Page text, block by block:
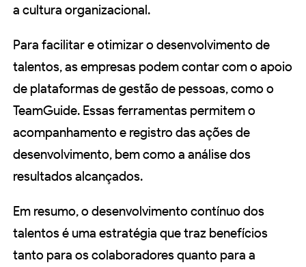
a cultura organizacional.
Para facilitar e otimizar o desenvolvimento de
talentos, as empresas podem contar com o apoio
de plataformas de gestão de pessoas, como o
TeamGuide. Essas ferramentas permitem o
acompanhamento e registro das ações de
desenvolvimento, bem como a análise dos
resultados alcançados.
Em resumo, o desenvolvimento contínuo dos
talentos é uma estratégia que traz benefícios
tanto para os colaboradores quanto para a